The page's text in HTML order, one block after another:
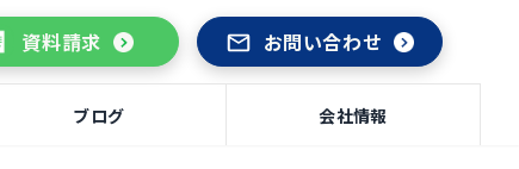
資料請求 お問い合わせ
ブログ 会社情報